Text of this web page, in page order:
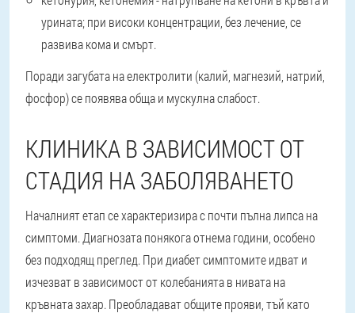
урината; при високи концентрации, без лечение, се
развива кома и смърт.
Поради загубата на електролити (калий, магнезий, натрий,
фосфор) се появява обща и мускулна слабост.
КЛИНИКА В ЗАВИСИМОСТ ОТ
СТАДИЯ НА ЗАБОЛЯВАНЕТО
Началният етап се характеризира с почти пълна липса на
симптоми. Диагнозата понякога отнема години, особено
без подходящ преглед. При диабет симптомите идват и
изчезват в зависимост от колебанията в нивата на
кръвната захар. Преобладават общите прояви, тъй като